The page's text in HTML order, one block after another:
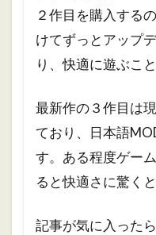
２作目を購入する
けてずっとアップ
り、快適に遊ぶこ
最新作の３作目は
ており、日本語
す。ある程度ゲー
ると快適さに驚く
記事が気に入った